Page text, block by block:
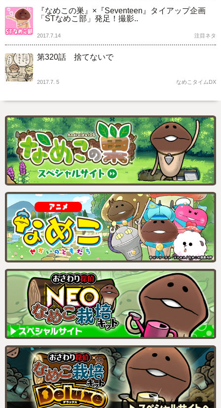
『なめこの巣』×『Seventeen』タイアップ企画
「STなめこ部」発足！撮影..
2017.7.14 注目ネタ
第320話 捨てないで
2017.7. 5 なめこタイムDX